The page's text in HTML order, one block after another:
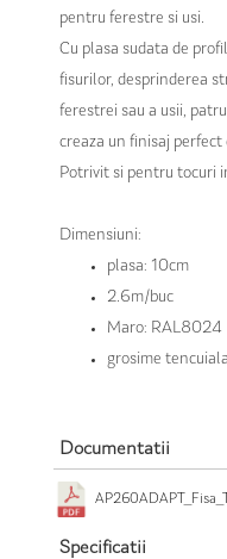
pentru ferestre si usi.
Cu plasa sudata de
fisurilor, desprinderea
ferestrei sau a usii,
creaza un finisaj
Potrivit si pentru tocuri
Dimensiuni:
plasa: 10cm
2.6m/buc
Maro: RAL8024
grosime
Documentatii
Specificatii